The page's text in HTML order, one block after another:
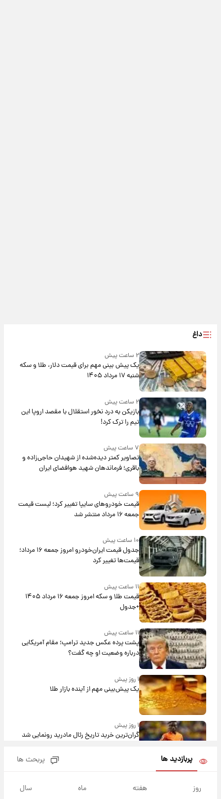
داغ
۲ ساعت پیش
یک پیش ‌بینی مهم برای قیمت دلار، طلا و سکه
شنبه ۱۷ مرداد ۱۴۰۵
۲ ساعت پیش
بازیکن به درد نخور استقلال با مقصد اروپا این
تیم را ترک کرد!
۷ ساعت پیش
تصاویر کمتر دیده‌شده از شهیدان حاجی‌زاده و
باقری؛ فرماندهان شهید هوافضای ایران
۹ ساعت پیش
قیمت خودروهای سایپا تغییر کرد؛ لیست قیمت
جمعه ۱۶ مرداد منتشر شد
۱۰ ساعت پیش
جدول قیمت ایران‌خودرو امروز جمعه ۱۶ مرداد؛
قیمت‌ها تغییر کرد
۱۱ ساعت پیش
قیمت طلا و سکه امروز جمعه ۱۶ مرداد ۱۴۰۵
+جدول
۱۱ ساعت پیش
پشت پرده عکس جدید ترامپ؛ مقام آمریکایی
درباره وضعیت او چه گفت؟
۱ روز پیش
یک پیش‌بینی مهم از آینده بازار طلا
۱ روز پیش
گران‌ترین خرید تاریخ رئال مادرید رونمایی شد
روزها پربارش‌تر خواهند بود؟
پربازدید ها پربحث ها
روز هفته ماه سال